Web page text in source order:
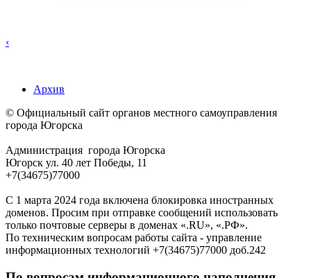
‹
Архив
© Официальный сайт органов местного самоуправления
города Югорска
Администрация города Югорска
Югорск ул. 40 лет Победы, 11
+7(34675)77000
С 1 марта 2024 года включена блокировка иностранных
доменов. Просим при отправке сообщений использовать
только почтовые серверы в доменах «.RU», «.РФ».
По техническим вопросам работы сайта - управление
информационных технологий +7(34675)77000 доб.242